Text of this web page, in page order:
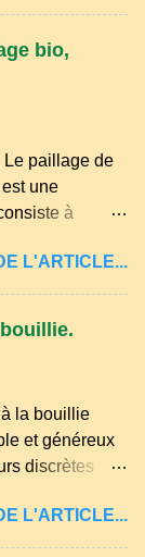
. Il
du nord-
typiques
ou "aze"
quelqu'un
Puy-de-
la famille...
bio,
paillage de
une
à
pour
Il
: Réduction
le sol, ce qui
: Il
de la
se
L'ARTICLE...
la bouillie
et généreux
discrètes
place à part.
génération, elle
L'ARTICLE...